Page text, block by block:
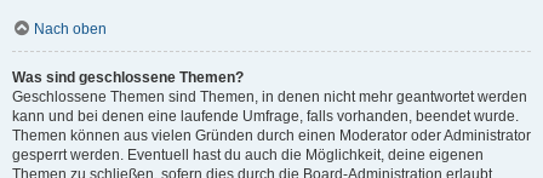
Nach oben
Was sind geschlossene Themen?
Geschlossene Themen sind Themen, in denen nicht mehr geantwortet werden
kann und bei denen eine laufende Umfrage, falls vorhanden, beendet wurde.
Themen können aus vielen Gründen durch einen Moderator oder Administrator
gesperrt werden. Eventuell hast du auch die Möglichkeit, deine eigenen
Themen zu schließen, sofern dies durch die Board-Administration erlaubt